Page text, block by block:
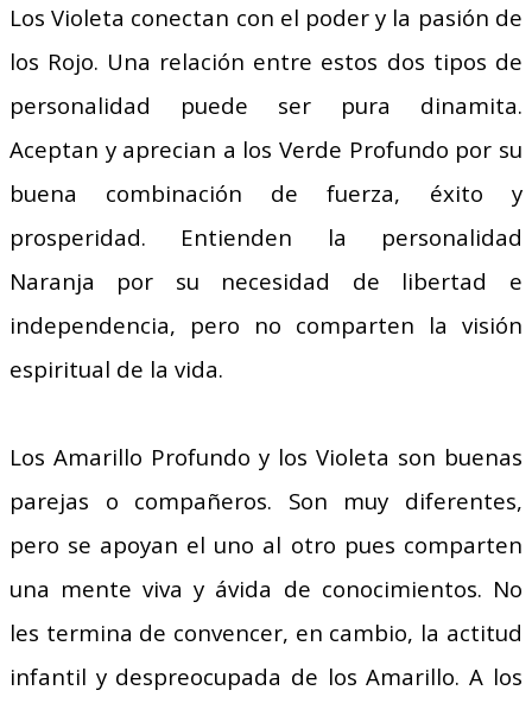
Los Violeta conectan con el poder y la pasión de
los Rojo. Una relación entre estos dos tipos de
personalidad puede ser pura dinamita.
Aceptan y aprecian a los Verde Profundo por su
buena combinación de fuerza, éxito y
prosperidad. Entienden la personalidad
Naranja por su necesidad de libertad e
independencia, pero no comparten la visión
espiritual de la vida.
Los Amarillo Profundo y los Violeta son buenas
parejas o compañeros. Son muy diferentes,
pero se apoyan el uno al otro pues comparten
una mente viva y ávida de conocimientos. No
les termina de convencer, en cambio, la actitud
infantil y despreocupada de los Amarillo. A los